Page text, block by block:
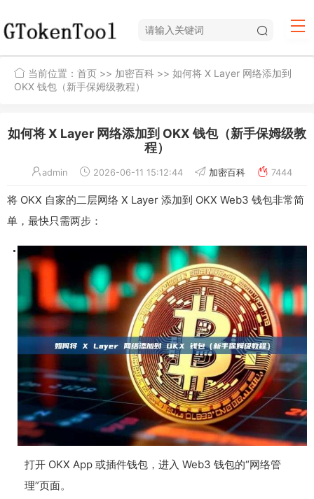
当前位置： 首页 >> 加密百科 >> 如何将 X Layer 网络添加到
OKX 钱包（新手保姆级教程）
如何将 X Layer 网络添加到 OKX 钱包（新手保姆级教
程）
admin 2026-06-11 15:12:44 加密百科 7444
将 OKX 自家的二层网络 X Layer 添加到 OKX Web3 钱包非常简
单，最快只需两步：
打开 OKX App 或插件钱包，进入 Web3 钱包的“网络管
理”页面。